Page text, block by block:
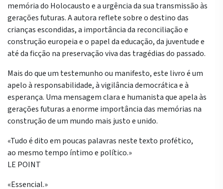
memória do Holocausto e a urgência da sua transmissão às
gerações futuras. A autora reflete sobre o destino das
crianças escondidas, a importância da reconciliação e
construção europeia e o papel da educação, da juventude e
até da ficção na preservação viva das tragédias do passado.
Mais do que um testemunho ou manifesto, este livro é um
apelo à responsabilidade, à vigilância democrática e à
esperança. Uma mensagem clara e humanista que apela às
gerações futuras a enorme importância das memórias na
construção de um mundo mais justo e unido.
«Tudo é dito em poucas palavras neste texto profético,
ao mesmo tempo íntimo e político.»
LE POINT
«Essencial.»